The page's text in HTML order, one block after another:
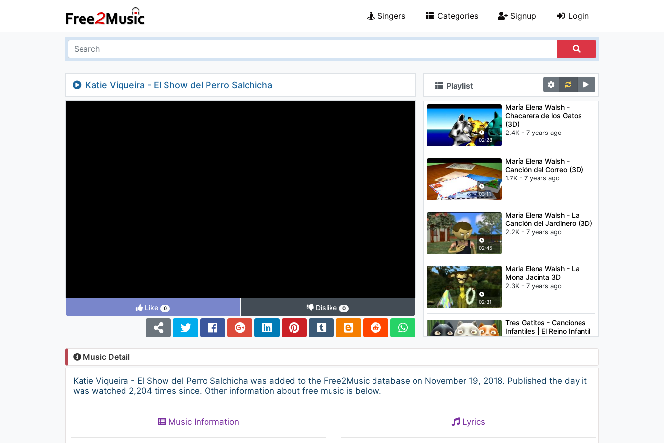
Singers Categories Signup Login
Katie Viqueira - El Show del Perro Salchicha
Like 0 Dislike 0
Playlist
02:28
María Elena Walsh -
Chacarera de los Gatos
(3D)
2.4K - 7 years ago
03:11
María Elena Walsh -
Canción del Correo (3D)
1.7K - 7 years ago
02:45
Maria Elena Walsh - La
Canción del Jardinero (3D)
2.2K - 7 years ago
02:31
Maria Elena Walsh - La
Mona Jacinta 3D
2.3K - 7 years ago
Tres Gatitos - Canciones
Infantiles | El Reino Infantil
Wolfine - Adicta (Audio)
1.4K - 7 years ago
1.2K - 7 years ago
Music Detail
Katie Viqueira - El Show del Perro Salchicha was added to the Free2Music database on November 19, 2018. Published the day it
was watched 2,204 times since. Other information about free music is below.
Music Information Lyrics